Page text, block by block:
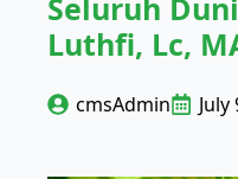
Seluruh
Luthfi, Lc,
cmsAdmin